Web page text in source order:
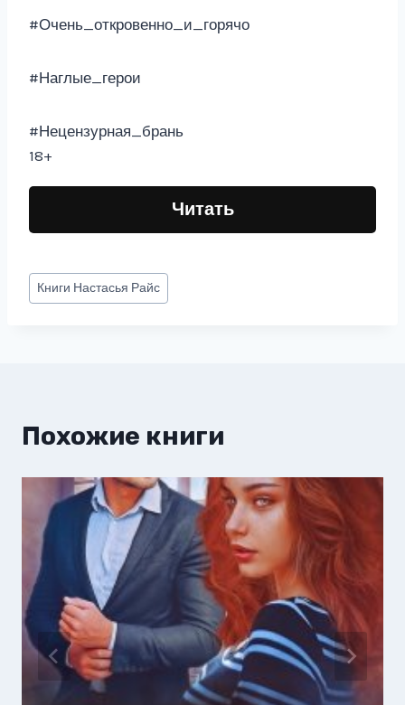
#Очень_откровенно_и_горячо
#Наглые_герои
#Нецензурная_брань
18+
Читать
Метки
записи:
Книги Настасья Райс
Похожие книги